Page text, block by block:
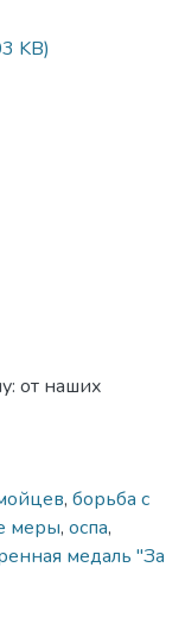
KB)
от наших
, борьба с
меры, оспа,
медаль "За